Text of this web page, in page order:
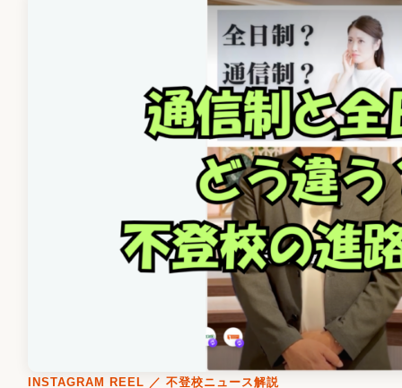
INSTAGRAM REEL ／ 不登校ニュース解説